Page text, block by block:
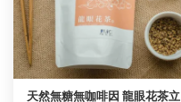
天然無糖無咖啡因 龍眼花茶立